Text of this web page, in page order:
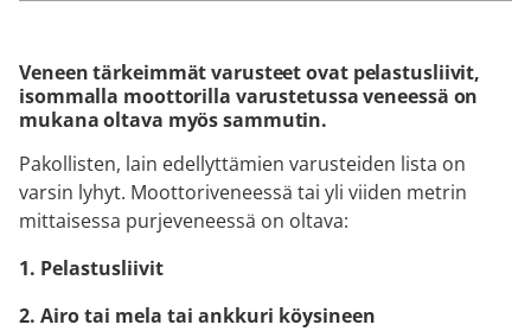
Veneen tärkeimmät varusteet ovat pelastusliivit,
isommalla moottorilla varustetussa veneessä on
mukana oltava myös sammutin.
Pakollisten, lain edellyttämien varusteiden lista on
varsin lyhyt. Moottoriveneessä tai yli viiden metrin
mittaisessa purjeveneessä on oltava:
1. Pelastusliivit
2. Airo tai mela tai ankkuri köysineen